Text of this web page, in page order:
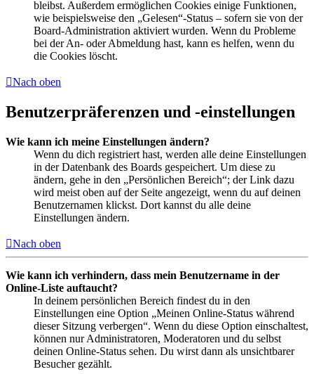
bleibst. Außerdem ermöglichen Cookies einige Funktionen,
wie beispielsweise den „Gelesen“-Status – sofern sie von der
Board-Administration aktiviert wurden. Wenn du Probleme
bei der An- oder Abmeldung hast, kann es helfen, wenn du
die Cookies löscht.
Nach oben
Benutzerpräferenzen und -einstellungen
Wie kann ich meine Einstellungen ändern?
Wenn du dich registriert hast, werden alle deine Einstellungen
in der Datenbank des Boards gespeichert. Um diese zu
ändern, gehe in den „Persönlichen Bereich“; der Link dazu
wird meist oben auf der Seite angezeigt, wenn du auf deinen
Benutzernamen klickst. Dort kannst du alle deine
Einstellungen ändern.
Nach oben
Wie kann ich verhindern, dass mein Benutzername in der
Online-Liste auftaucht?
In deinem persönlichen Bereich findest du in den
Einstellungen eine Option „Meinen Online-Status während
dieser Sitzung verbergen“. Wenn du diese Option einschaltest,
können nur Administratoren, Moderatoren und du selbst
deinen Online-Status sehen. Du wirst dann als unsichtbarer
Besucher gezählt.